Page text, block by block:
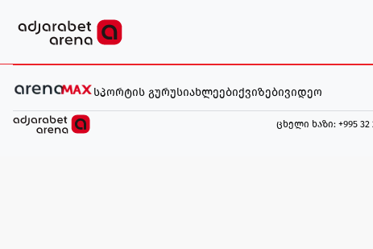
სპორტის გურუსიახლეებიქვიზებივიდეო
ცხელი ხაზი: +995 32